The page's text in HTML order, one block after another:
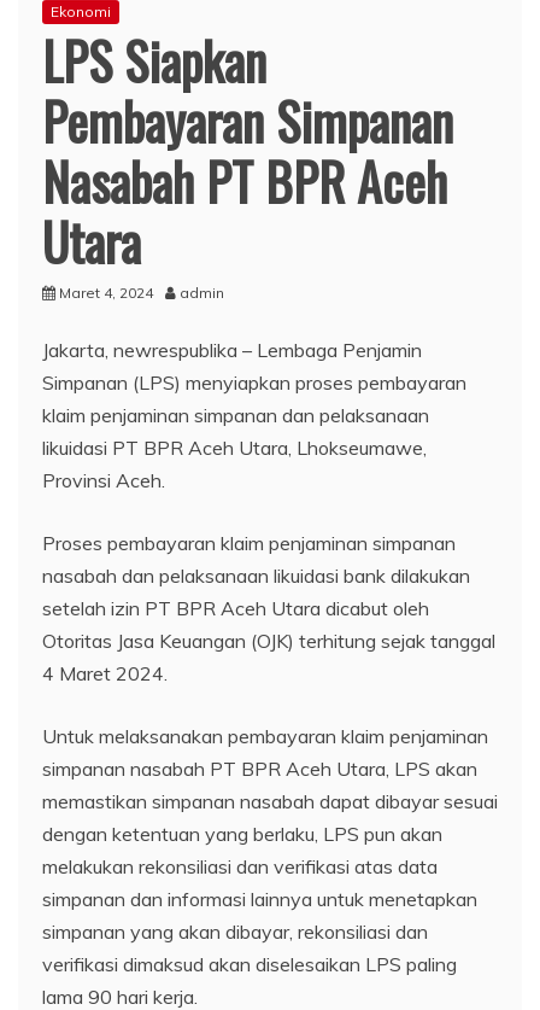
Ekonomi
LPS Siapkan
Pembayaran Simpanan
Nasabah PT BPR Aceh
Utara
Maret 4, 2024 admin
Jakarta, newrespublika – Lembaga Penjamin
Simpanan (LPS) menyiapkan proses pembayaran
klaim penjaminan simpanan dan pelaksanaan
likuidasi PT BPR Aceh Utara, Lhokseumawe,
Provinsi Aceh.
Proses pembayaran klaim penjaminan simpanan
nasabah dan pelaksanaan likuidasi bank dilakukan
setelah izin PT BPR Aceh Utara dicabut oleh
Otoritas Jasa Keuangan (OJK) terhitung sejak tanggal
4 Maret 2024.
Untuk melaksanakan pembayaran klaim penjaminan
simpanan nasabah PT BPR Aceh Utara, LPS akan
memastikan simpanan nasabah dapat dibayar sesuai
dengan ketentuan yang berlaku, LPS pun akan
melakukan rekonsiliasi dan verifikasi atas data
simpanan dan informasi lainnya untuk menetapkan
simpanan yang akan dibayar, rekonsiliasi dan
verifikasi dimaksud akan diselesaikan LPS paling
lama 90 hari kerja.